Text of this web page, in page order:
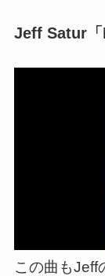
Jeff Satur「
この動画を
この曲もJeff